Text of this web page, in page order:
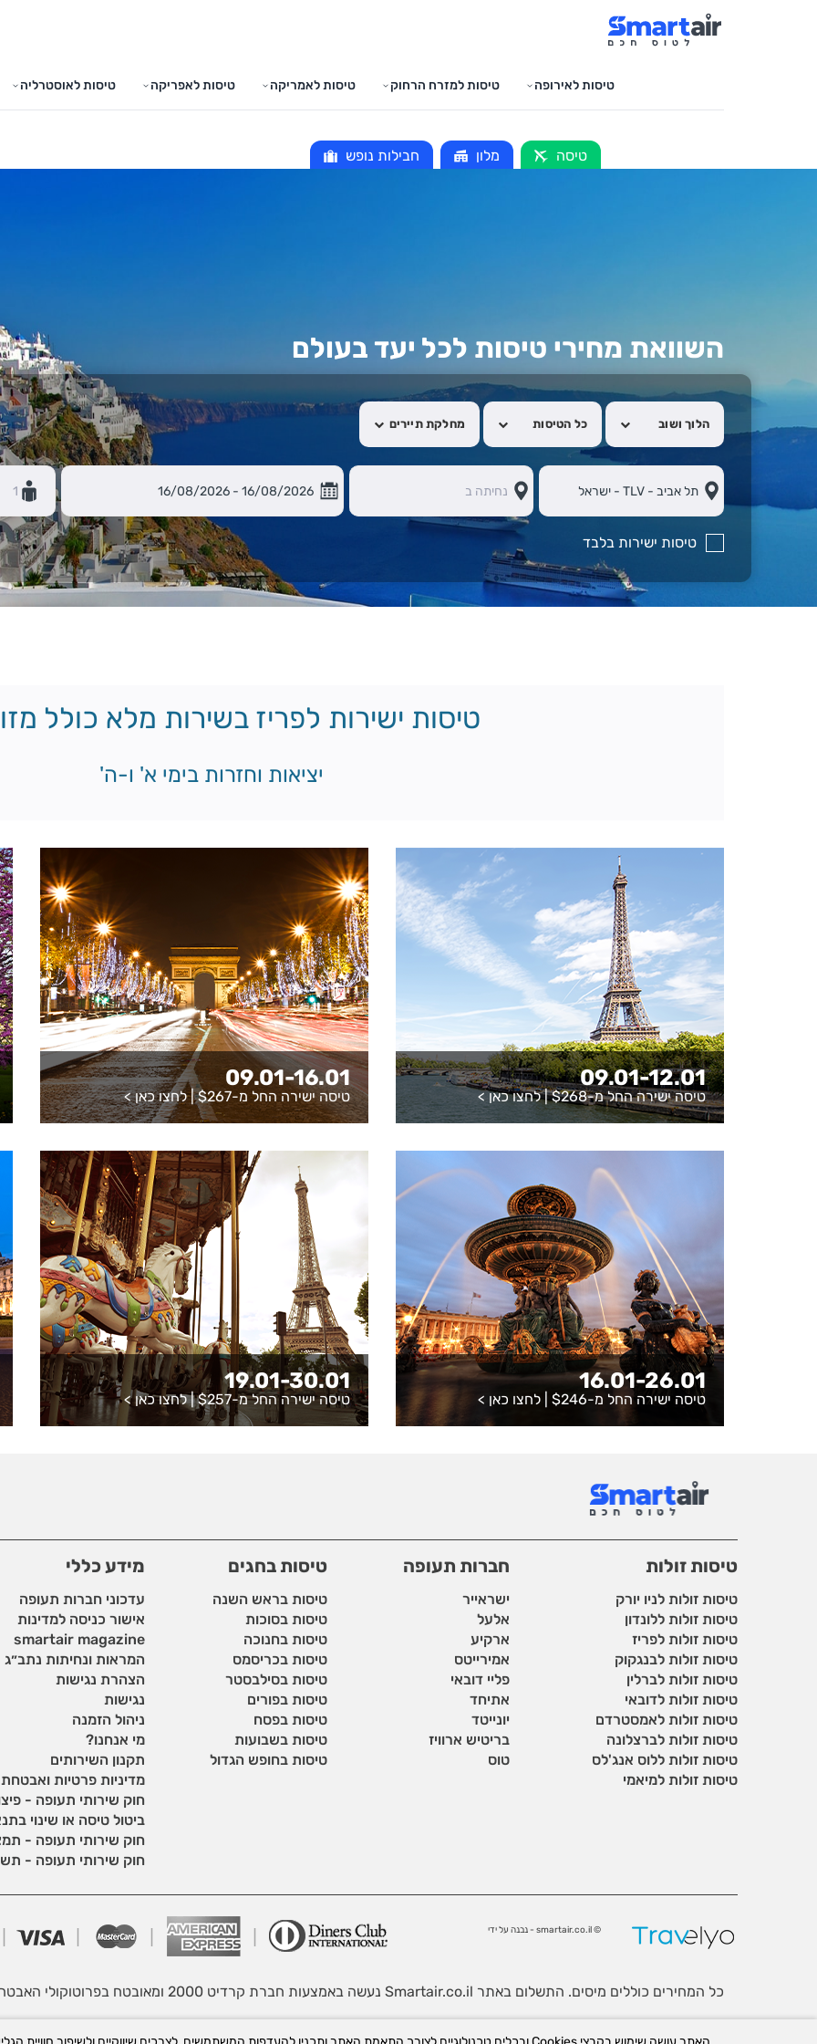
טיסה מלון חבילות נופש
טיסות לאירופה טיסות למזרח הרחוק טיסות לאמריקה טיסות לאפריקה טיסות לאוסטרליה
השוואת מחירי טיסות לכל יעד בעולם
1
הלוך ושוב כל הטיסות מחלקת תיירים
טיסות ישירות בלבד
טיסות ישירות לפריז בשירות מלא כולל
יציאות וחזרות בימי א' ו-ה'
09.01-12.01
טיסה ישירה החל מ-$268 | לחצו כאן>
09.01-16.01
טיסה ישירה החל מ-$267 | לחצו כאן>
16.01-26.01
טיסה ישירה החל מ-$246 | לחצו כאן >
19.01-30.01
טיסה ישירה החל מ-$257 | לחצו כאן>
טיסות זולות
טיסות זולות לניו יורק
טיסות זולות ללונדון
טיסות זולות לפריז
טיסות זולות לבנגקוק
טיסות זולות לברלין
טיסות זולות לדובאי
טיסות זולות לאמסטרדם
טיסות זולות לברצלונה
טיסות זולות ללוס אנג'לס
טיסות זולות למיאמי
חברות תעופה
ישראייר
אלעל
ארקיע
אמירייטס
פליי דובאי
אתיחד
יונייטד
בריטיש ארוויז
טוס
טיסות בחגים
טיסות בראש השנה
טיסות בסוכות
טיסות בחנוכה
טיסות בכריסמס
טיסות בסילבסטר
טיסות בפורים
טיסות בפסח
טיסות בשבועות
טיסות בחופש הגדול
מידע כללי
עדכוני חברות תעופה
אישור כניסה למדינות
smartair magazine
המראות ונחיתות נתב״ג
הצהרת נגישות
נגישות
ניהול הזמנה
מי אנחנו?
תקנון השירותים
מדיניות פרטיות
חוק שירותי תעופה -
ביטול טיסה או שינוי
חוק שירותי תעופה -
חוק שירותי תעופה -
© smartair.co.il - נבנה על ידי
כל המחירים כוללים מיסים. התשלום באתר Smartair.co.il נעשה באמצעות חברת קרדיט 2000 ומאובטח בפרוטוקולי האבטחה האמינים ביותר.